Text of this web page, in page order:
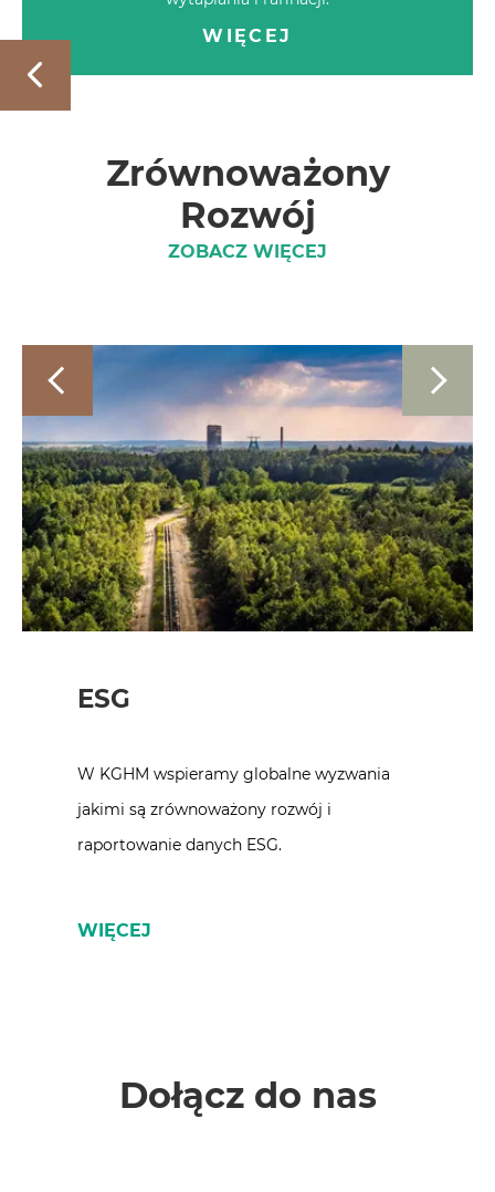
WIĘCEJ
Zrównoważony
Rozwój
ZOBACZ WIĘCEJ
ESG
W KGHM wspieramy globalne wyzwania
jakimi są zrównoważony rozwój i
raportowanie danych ESG.
WIĘCEJ
Dołącz do nas